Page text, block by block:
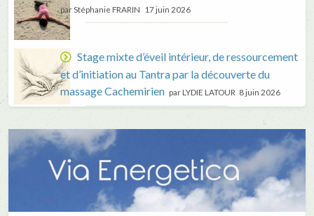
par Stéphanie FRARIN 17 juin 2026
Stage mixte d’éveil intérieur, de ressourcement
et d’initiation au Tantra par la découverte du
massage Cachemirien par LYDIE LATOUR 8 juin 2026